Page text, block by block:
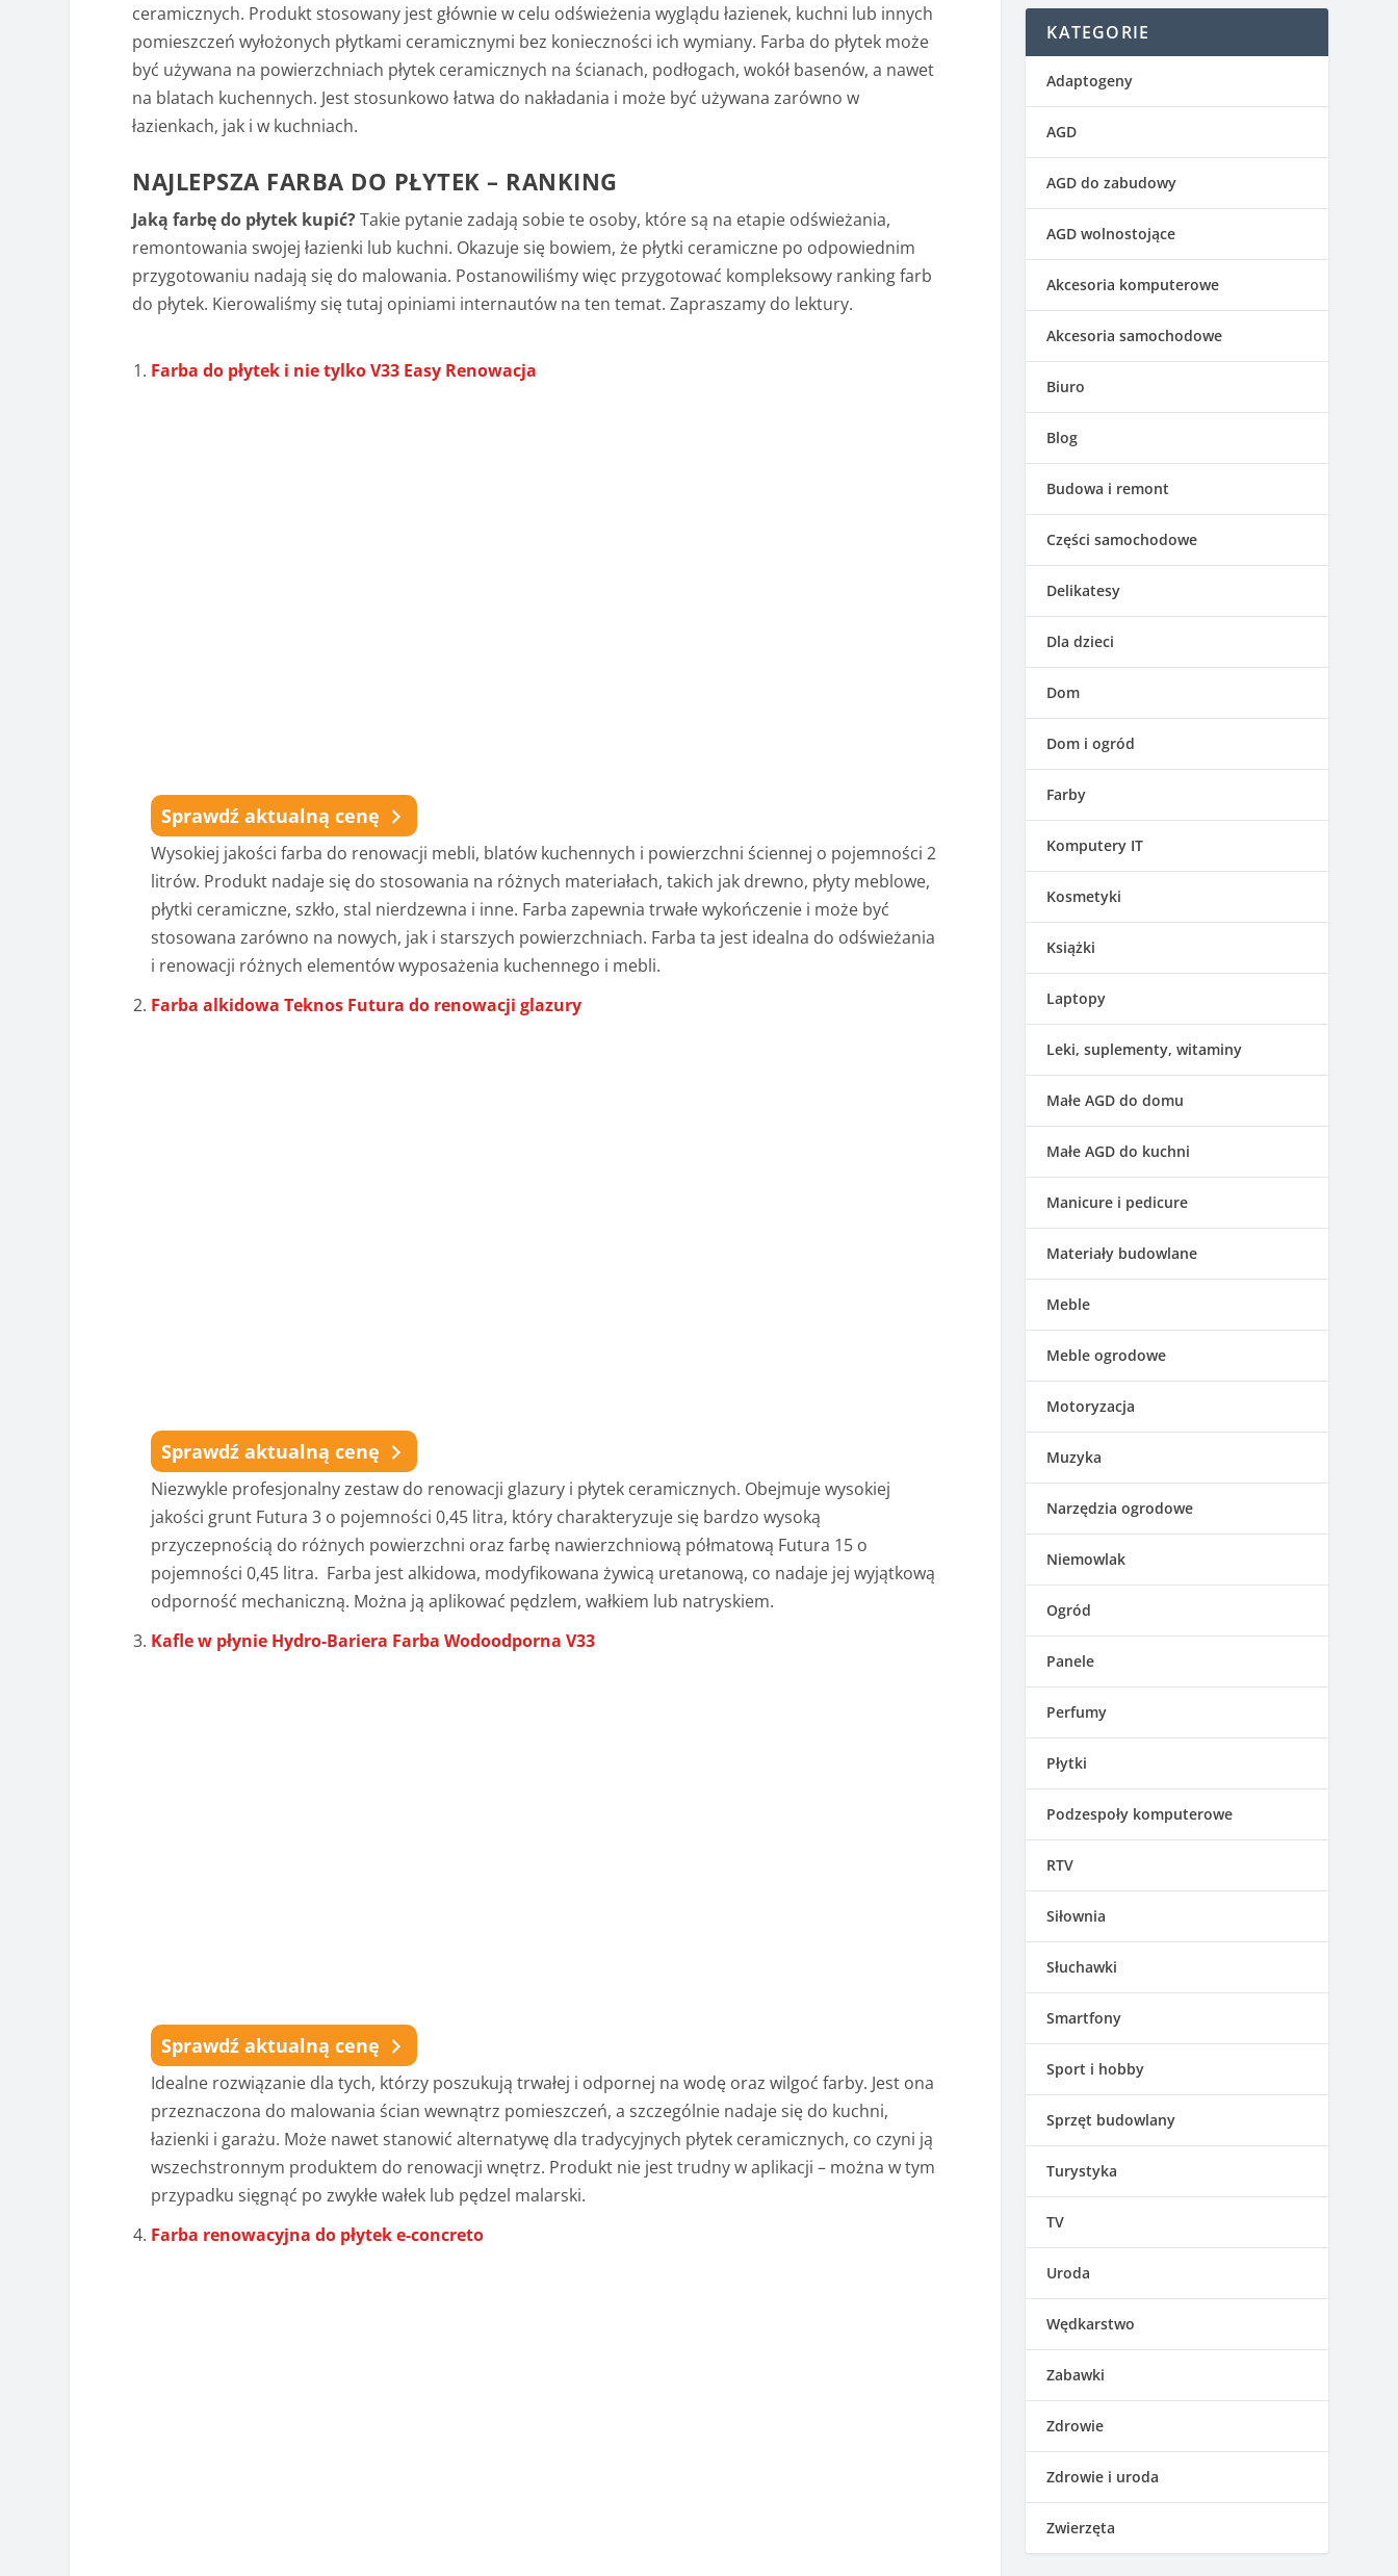
ceramicznych. Produkt stosowany jest głównie w celu odświeżenia wyglądu łazienek, kuchni lub innych
pomieszczeń wyłożonych płytkami ceramicznymi bez konieczności ich wymiany. Farba do płytek może
być używana na powierzchniach płytek ceramicznych na ścianach, podłogach, wokół basenów, a nawet
na blatach kuchennych. Jest stosunkowo łatwa do nakładania i może być używana zarówno w
łazienkach, jak i w kuchniach.
NAJLEPSZA FARBA DO PŁYTEK – RANKING
Jaką farbę do płytek kupić?Takie pytanie zadają sobie te osoby, które są na etapie odświeżania,
remontowania swojej łazienki lub kuchni. Okazuje się bowiem, że płytki ceramiczne po odpowiednim
przygotowaniu nadają się do malowania. Postanowiliśmy więc przygotować kompleksowy ranking farb
do płytek. Kierowaliśmy się tutaj opiniami internautów na ten temat. Zapraszamy do lektury.
Farba do płytek i nie tylko V33 Easy Renowacja
Sprawdź aktualną cenę
Wysokiej jakości farba do renowacji mebli, blatów kuchennych i powierzchni ściennej o pojemności 2
litrów. Produkt nadaje się do stosowania na różnych materiałach, takich jak drewno, płyty meblowe,
płytki ceramiczne, szkło, stal nierdzewna i inne. Farba zapewnia trwałe wykończenie i może być
stosowana zarówno na nowych, jak i starszych powierzchniach. Farba ta jest idealna do odświeżania
i renowacji różnych elementów wyposażenia kuchennego i mebli.
Farba alkidowa Teknos Futura do renowacji glazury
Sprawdź aktualną cenę
Niezwykle profesjonalny zestaw do renowacji glazury i płytek ceramicznych. Obejmuje wysokiej
jakości grunt Futura 3 o pojemności 0,45 litra, który charakteryzuje się bardzo wysoką
przyczepnością do różnych powierzchni oraz farbę nawierzchniową półmatową Futura 15 o
pojemności 0,45 litra. Farba jest alkidowa, modyfikowana żywicą uretanową, co nadaje jej wyjątkową
odporność mechaniczną. Można ją aplikować pędzlem, wałkiem lub natryskiem.
Kafle w płynie Hydro-Bariera Farba Wodoodporna V33
Sprawdź aktualną cenę
Idealne rozwiązanie dla tych, którzy poszukują trwałej i odpornej na wodę oraz wilgoć farby. Jest ona
przeznaczona do malowania ścian wewnątrz pomieszczeń, a szczególnie nadaje się do kuchni,
łazienki i garażu. Może nawet stanowić alternatywę dla tradycyjnych płytek ceramicznych, co czyni ją
wszechstronnym produktem do renowacji wnętrz. Produkt nie jest trudny w aplikacji – można w tym
przypadku sięgnąć po zwykłe wałek lub pędzel malarski.
Farba renowacyjna do płytek e-concreto
KATEGORIE
Adaptogeny
AGD
AGD do zabudowy
AGD wolnostojące
Akcesoria komputerowe
Akcesoria samochodowe
Biuro
Blog
Budowa i remont
Części samochodowe
Delikatesy
Dla dzieci
Dom
Dom i ogród
Farby
Komputery IT
Kosmetyki
Książki
Laptopy
Leki, suplementy, witaminy
Małe AGD do domu
Małe AGD do kuchni
Manicure i pedicure
Materiały budowlane
Meble
Meble ogrodowe
Motoryzacja
Muzyka
Narzędzia ogrodowe
Niemowlak
Ogród
Panele
Perfumy
Płytki
Podzespoły komputerowe
RTV
Siłownia
Słuchawki
Smartfony
Sport i hobby
Sprzęt budowlany
Turystyka
TV
Uroda
Wędkarstwo
Zabawki
Zdrowie
Zdrowie i uroda
Zwierzęta